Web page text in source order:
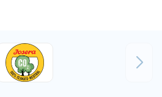
Tęsti